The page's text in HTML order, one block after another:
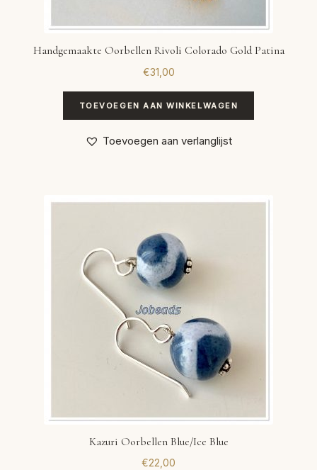
Handgemaakte Oorbellen Rivoli Colorado Gold Patina
€31,00
TOEVOEGEN AAN WINKELWAGEN
Toevoegen aan verlanglijst
Kazuri Oorbellen Blue/Ice Blue
€22,00